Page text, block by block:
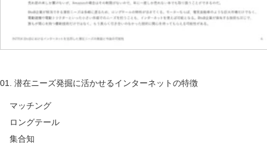
01. 潜在ニーズ発掘に活かせるインターネットの特徴
マッチング
ロングテール
集合知